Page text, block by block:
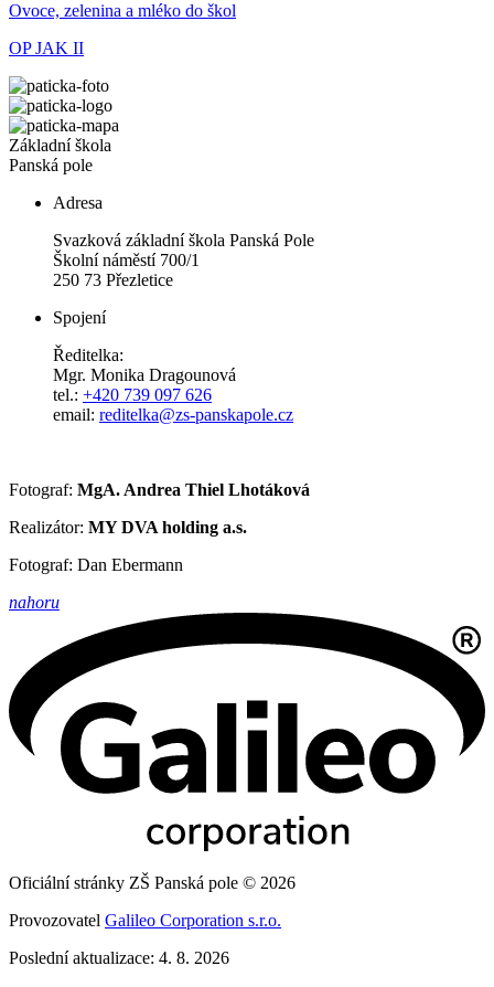
Ovoce, zelenina a mléko do škol
OP JAK II
Základní škola
Panská pole
Adresa
Svazková základní škola Panská Pole
Školní náměstí 700/1
250 73 Přezletice
Spojení
Ředitelka:
Mgr. Monika Dragounová
tel.: +420 739 097 626
email: reditelka@zs-panskapole.cz
Fotograf: MgA. Andrea Thiel Lhotáková
Realizátor: MY DVA holding a.s.
Fotograf: Dan Ebermann
nahoru
Oficiální stránky ZŠ Panská pole © 2026
Provozovatel Galileo Corporation s.r.o.
Poslední aktualizace: 4. 8. 2026